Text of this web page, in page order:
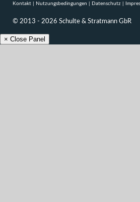
Kontakt Nutzungsbedingungen Datenschutz
© 2013 - 2026 Schulte & Stratmann GbR
× Close Panel